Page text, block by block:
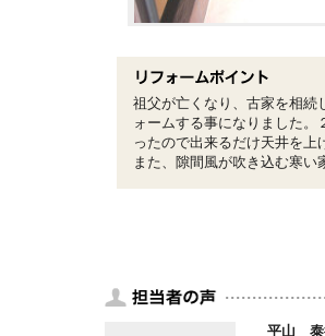
祖父が亡くなり、古家を相続
ォームする事になりました
ったので出来るだけ天井を上
また、隙間風が吹き込む寒い
平山 泰